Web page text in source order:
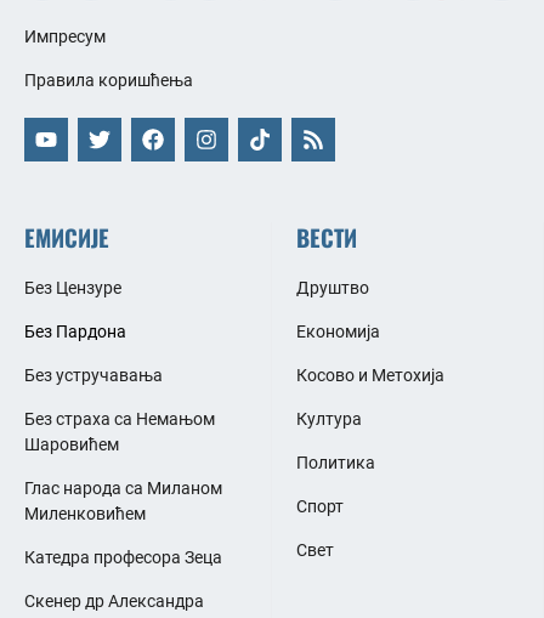
Импресум
Правила коришћења
ЕМИСИЈЕ
Без Цензуре
Без Пардона
Без устручавања
Без страха са Немањом
Шаровићем
Глас народа са Миланом
Миленковићем
Катедра професора Зеца
Скенер др Александра
ВЕСТИ
Друштво
Економија
Косово и Метохија
Култура
Политика
Спорт
Свет